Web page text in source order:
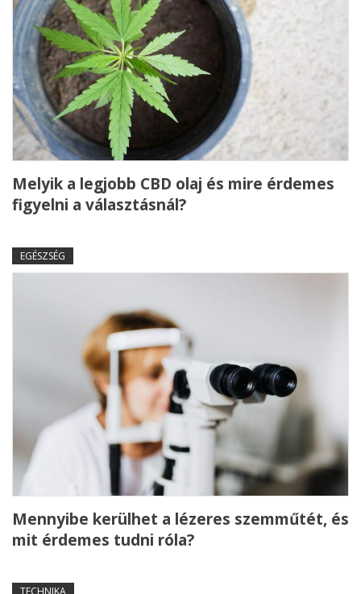
Melyik a legjobb CBD olaj és mire érdemes
figyelni a választásnál?
EGÉSZSÉG
Mennyibe kerülhet a lézeres szemműtét, és
mit érdemes tudni róla?